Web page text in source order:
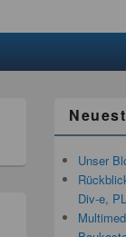
Unser
Div-e,